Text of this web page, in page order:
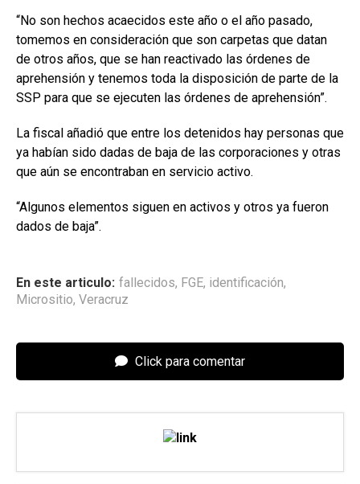
“No son hechos acaecidos este año o el año pasado,
tomemos en consideración que son carpetas que datan
de otros años, que se han reactivado las órdenes de
aprehensión y tenemos toda la disposición de parte de la
SSP para que se ejecuten las órdenes de aprehensión”.
La fiscal añadió que entre los detenidos hay personas que
ya habían sido dadas de baja de las corporaciones y otras
que aún se encontraban en servicio activo.
“Algunos elementos siguen en activos y otros ya fueron
dados de baja”.
En este articulo: fallecidos, FGE, identificación,
Micrositio, Veracruz
Click para comentar